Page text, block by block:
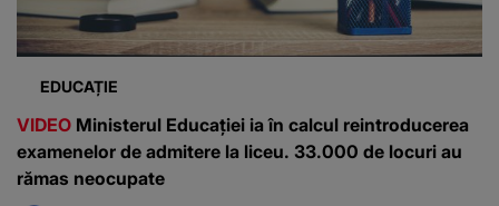
EDUCAȚIE
VIDEO Ministerul Educației ia în calcul reintroducerea
examenelor de admitere la liceu. 33.000 de locuri au
rămas neocupate